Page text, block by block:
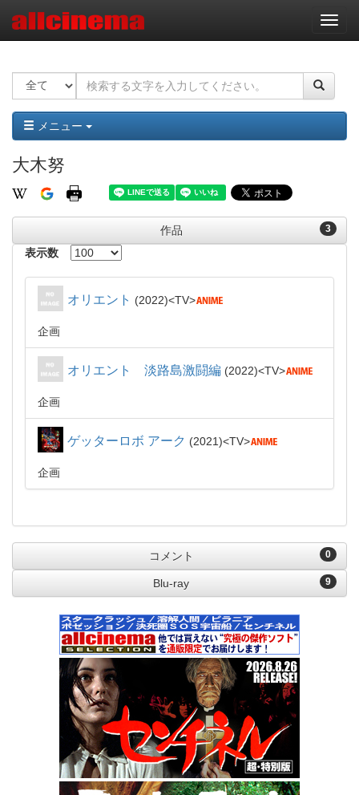
ナ
ビ
ー
ョ
ン
メニュー
大木努
3
作品
表示数
オリエント 2022 TV
企画
オリエント 淡路島激闘編 2022 TV
企画
ゲッターロボ アーク 2021 TV
企画
0
コメント
9
Blu-ray